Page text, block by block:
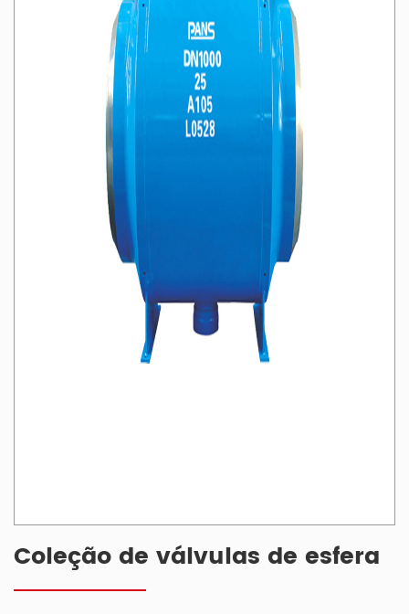
Coleção de válvulas de esfera